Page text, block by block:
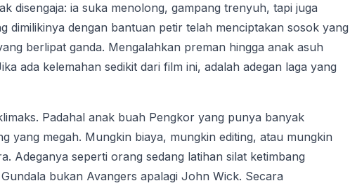
disengaja: ia suka menolong, gampang trenyuh, tapi juga
dimilikinya dengan bantuan petir telah menciptakan sosok yang
berlipat ganda. Mengalahkan preman hingga anak asuh
ada kelemahan sedikit dari film ini, adalah adegan laga yang
Padahal anak buah Pengkor yang punya banyak
yang megah. Mungkin biaya, mungkin editing, atau mungkin
Adeganya seperti orang sedang latihan silat ketimbang
bukan Avangers apalagi John Wick. Secara